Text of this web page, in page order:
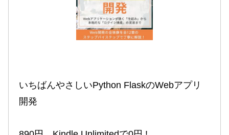
いちばんやさしいPython FlaskのWebアプリ
開発